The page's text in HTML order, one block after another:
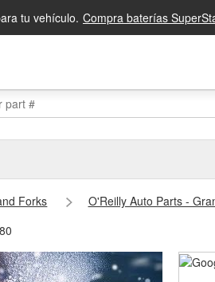
tu vehículo. Compra baterías
Forks
O'Reilly Auto Parts -